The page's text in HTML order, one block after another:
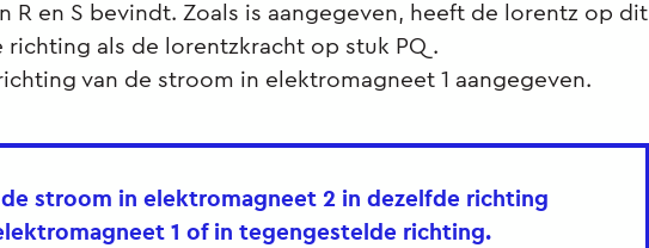
R en S bevindt. Zoals is aangegeven, heeft de lorentz op dit
richting als de lorentzkracht op stuk PQ.
van de stroom in elektromagneet 1 aangegeven.
stroom in elektromagneet 2 in dezelfde richting
1 of in tegengestelde richting.